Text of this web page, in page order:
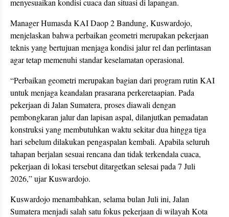
menyesuaikan kondisi cuaca dan situasi di lapangan.
Manager Humasda KAI Daop 2 Bandung, Kuswardojo,
menjelaskan bahwa perbaikan geometri merupakan pekerjaan
teknis yang bertujuan menjaga kondisi jalur rel dan perlintasan
agar tetap memenuhi standar keselamatan operasional.
“Perbaikan geometri merupakan bagian dari program rutin KAI
untuk menjaga keandalan prasarana perkeretaapian. Pada
pekerjaan di Jalan Sumatera, proses diawali dengan
pembongkaran jalur dan lapisan aspal, dilanjutkan pemadatan
konstruksi yang membutuhkan waktu sekitar dua hingga tiga
hari sebelum dilakukan pengaspalan kembali. Apabila seluruh
tahapan berjalan sesuai rencana dan tidak terkendala cuaca,
pekerjaan di lokasi tersebut ditargetkan selesai pada 7 Juli
2026,” ujar Kuswardojo.
Kuswardojo menambahkan, selama bulan Juli ini, Jalan
Sumatera menjadi salah satu fokus pekerjaan di wilayah Kota